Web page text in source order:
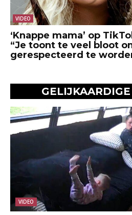
VIDEO
‘Knappe mama’ op
“Je toont te veel bloot
gerespecteerd te
VIDEO